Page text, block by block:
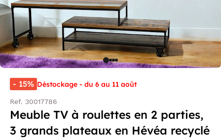
- 15% Déstockage - du 6 au 11 août
Ref. 30017786
Meuble TV à roulettes en 2 parties,
3 grands plateaux en Hévéa recyclé